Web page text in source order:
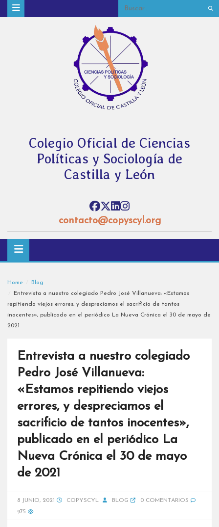
Colegio Oficial de Ciencias
Políticas y Sociología de
Castilla y León
contacto@copyscyl.org
Home
Blog
Entrevista a nuestro colegiado Pedro José Villanueva: «Estamos
repitiendo viejos errores, y despreciamos el sacrificio de tantos
inocentes», publicado en el periódico La Nueva Crónica el 30 de mayo de
2021
Entrevista a nuestro colegiado
Pedro José Villanueva:
«Estamos repitiendo viejos
errores, y despreciamos el
sacrificio de tantos inocentes»,
publicado en el periódico La
Nueva Crónica el 30 de mayo
de 2021
8 JUNIO, 2021 COPYSCYL BLOG
0 COMENTARIOS
975